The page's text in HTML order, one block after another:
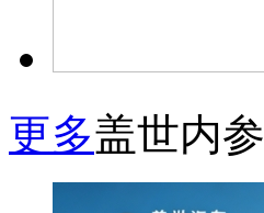
更多盖世内参